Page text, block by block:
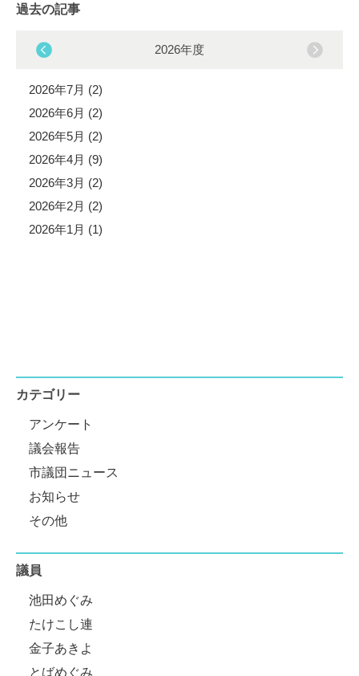
過去の記事
2026年度
2026年7月 (2)
2026年6月 (2)
2026年5月 (2)
2026年4月 (9)
2026年3月 (2)
2026年2月 (2)
2026年1月 (1)
カテゴリー
アンケート
議会報告
市議団ニュース
お知らせ
その他
議員
池田めぐみ
たけこし連
金子あきよ
とばめぐみ